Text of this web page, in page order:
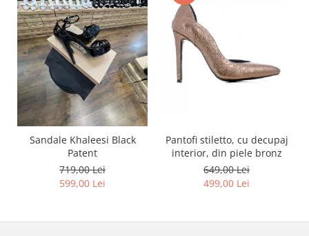
Sandale Khaleesi Black
Patent
719,00 Lei
599,00 Lei
Pantofi stiletto, cu decupaj
interior, din piele bronz
649,00 Lei
499,00 Lei